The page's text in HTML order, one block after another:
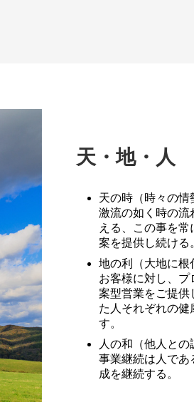
天・地・人
天の時（時々の情
激流の如く時の流
える、この事を
案を提供し続ける
地の利（大地に根
お客様に対し、
案型営業をご提供
た人それぞれの
す。
人の和（他人との
事業継続は人であ
成を継続する。